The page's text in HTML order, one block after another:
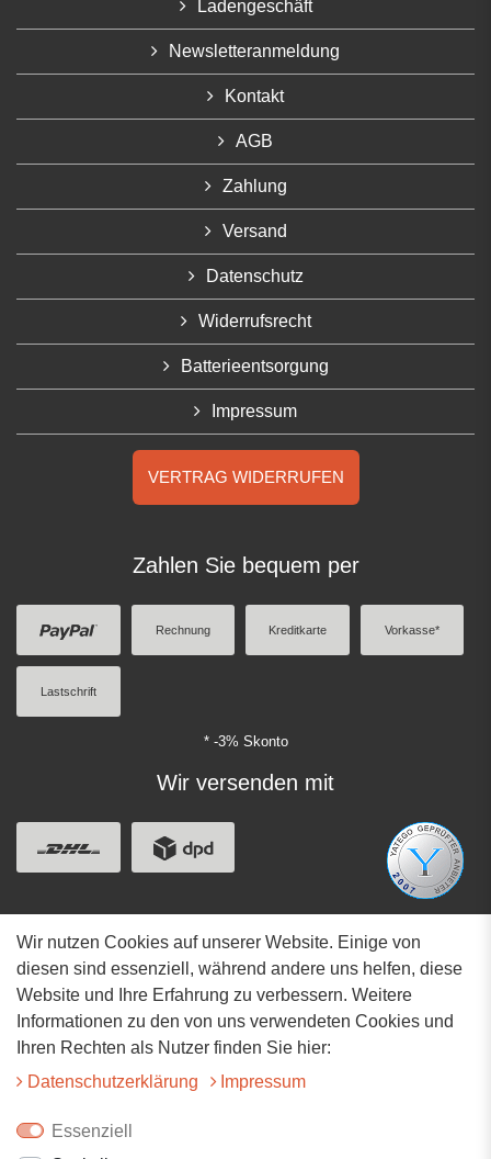
Ladengeschäft
Newsletteranmeldung
Kontakt
AGB
Zahlung
Versand
Datenschutz
Widerrufsrecht
Batterieentsorgung
Impressum
VERTRAG WIDERRUFEN
Zahlen Sie bequem per
Rechnung Kreditkarte Vorkasse*
Lastschrift
* -3% Skonto
Wir versenden mit
Adresse
Hauptstrasse 34
73117 Wangen
07161-9566068
Wir nutzen Cookies auf unserer Website. Einige von
diesen sind essenziell, während andere uns helfen, diese
Website und Ihre Erfahrung zu verbessern. Weitere
Informationen zu den von uns verwendeten Cookies und
Ihren Rechten als Nutzer finden Sie hier:
Daten­schutz­erklärung
Impressum
Essenziell